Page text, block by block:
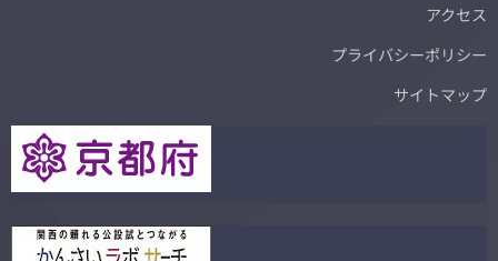
アクセス
プライバシーポリシー
サイトマップ